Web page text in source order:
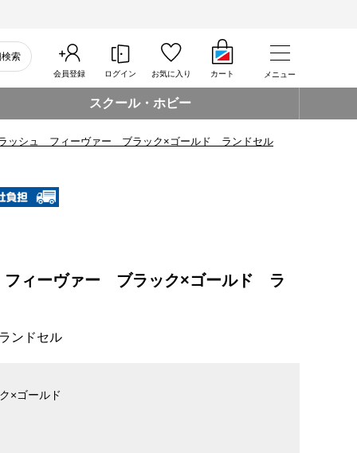
索
会員登録 ログイン お気に入り カート メニュー
スクール・ホビー
ッシュ フィーヴァー ブラック×ゴールド ランドセル
ィーヴァー ブラック×ゴールド ラ
ンドセル
×ゴールド